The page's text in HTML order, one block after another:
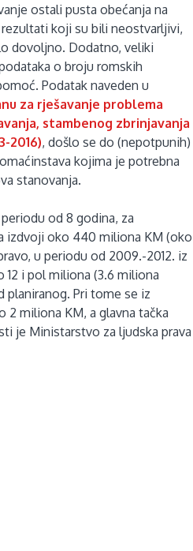
ostali pusta obećanja na
koji su bili neostvarljivi,
dovoljno. Dodatno, veliki
o broju romskih
Podatak naveden u
za rješavanje problema
stambenog zbrinjavanja
2016), došlo se do (nepotpunih)
kojima je potrebna
stanovanja.
od 8 godina, za
izdvoji oko 440 miliona KM (oko
u periodu od 2009.-2012. iz
i pol miliona (3.6 miliona
planiranog. Pri tome se iz
2 miliona KM, a glavna tačka
je Ministarstvo za ljudska prava